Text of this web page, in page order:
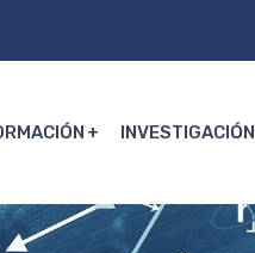
INVESTIGACIÓN